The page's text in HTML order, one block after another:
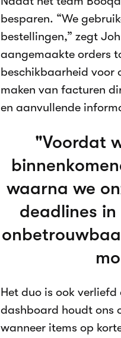
besparen. “We
bestellingen,” zegt
aangemaakte orders
beschikbaarheid voor
maken van facturen
en aanvullende
Voordat
waarna we
deadlines
Het duo is ook
dashboard houdt ons
wanneer items op